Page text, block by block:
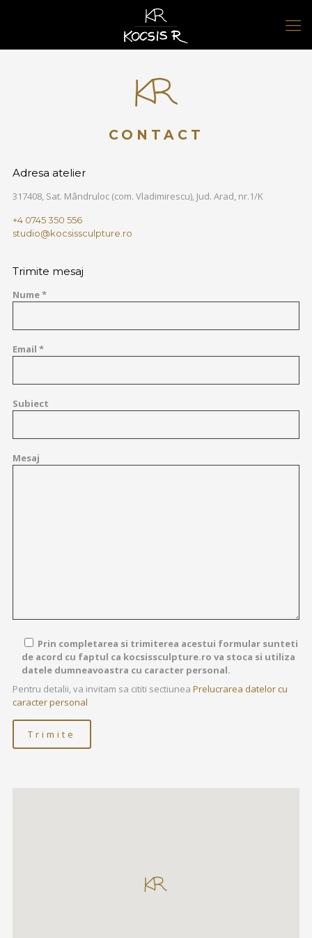
CONTACT
Adresa atelier
317408, Sat. Mândruloc (com. Vladimirescu), Jud. Arad, nr.1/K
+4 0745 350 556
studio@kocsissculpture.ro
Trimite mesaj
Nume *
Email *
Subiect
Mesaj
Prin completarea si trimiterea acestui formular sunteti
de acord cu faptul ca kocsissculpture.ro va stoca si utiliza
datele dumneavoastra cu caracter personal.
Pentru detalii, va invitam sa cititi sectiunea Prelucrarea datelor cu
caracter personal